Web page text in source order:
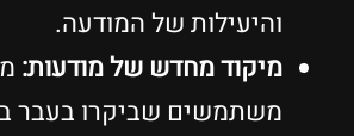
והיעילות של המודעה.
מיקוד מחדש של מודעות:
משתמשים שביקרו בעבר